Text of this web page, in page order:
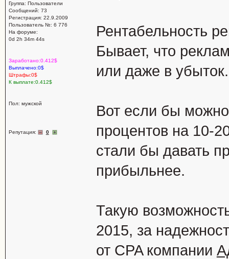
Группа: Пользователи
Сообщений: 73
Регистрация: 22.9.2009
Пользователь №: 6 776
На форуме:
0d 2h 34m 44s
Заработано:0.412$
Выплачено:0$
Штрафы:0$
К выплате:0.412$
Пол: мужской
Репутация: 0
Рентабельность
Бывает, что
или даже в убыток.
Вот если бы
процентов на 10-
стали бы давать
прибыльнее.
Такую
2015, за
от CPA компании